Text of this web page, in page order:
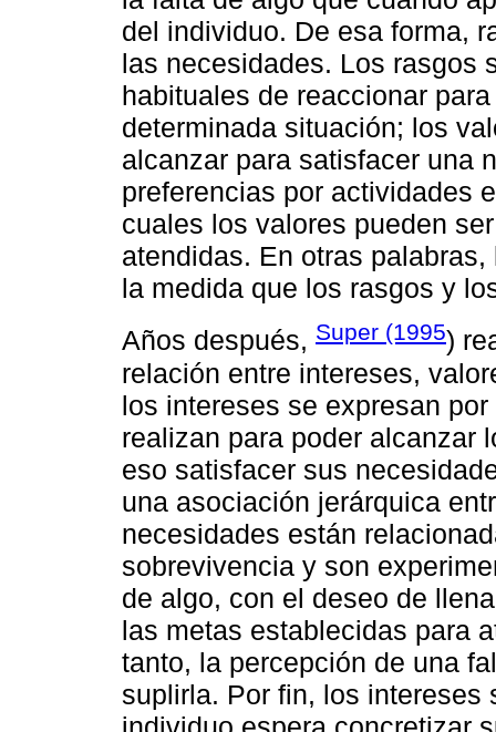
del individuo. De esa forma,
las necesidades. Los rasgos
habituales de reaccionar
determinada situación; los
alcanzar para satisfacer una
preferencias por actividades
cuales los valores pueden
atendidas. En otras
la medida que los rasgos y
Años después, Super (1995)
relación entre intereses,
los intereses se expresan
realizan para poder alcanzar
eso satisfacer sus
una asociación jerárquica
necesidades están
sobrevivencia y son
de algo, con el deseo de
las metas establecidas para
tanto, la percepción de una
suplirla. Por fin, los